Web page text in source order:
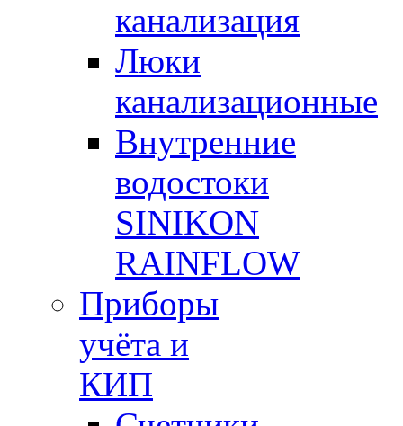
канализация
Люки
канализационные
Внутренние
водостоки
SINIKON
RAINFLOW
Приборы
учёта и
КИП